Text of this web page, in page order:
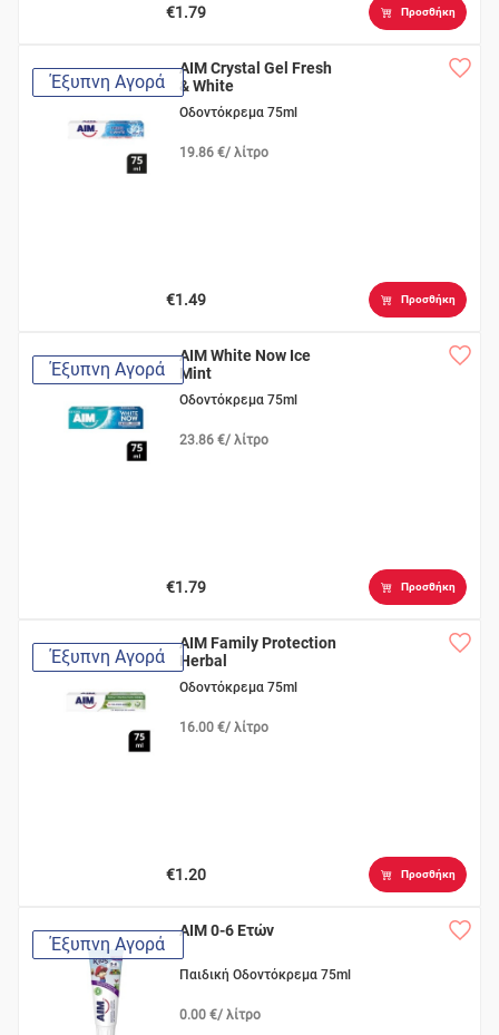
€1.79 Προσθήκη
Έξυπνη Αγορά
AIM Crystal Gel Fresh
& White
Οδοντόκρεμα 75ml
19.86 €/ λίτρο
€1.49 Προσθήκη
Έξυπνη Αγορά
AIM White Now Ice
Mint
Οδοντόκρεμα 75ml
23.86 €/ λίτρο
€1.79 Προσθήκη
Έξυπνη Αγορά
AIM Family Protection
Herbal
Οδοντόκρεμα 75ml
16.00 €/ λίτρο
€1.20 Προσθήκη
Έξυπνη Αγορά
AIM 0-6 Ετών
Παιδική Οδοντόκρεμα 75ml
0.00 €/ λίτρο